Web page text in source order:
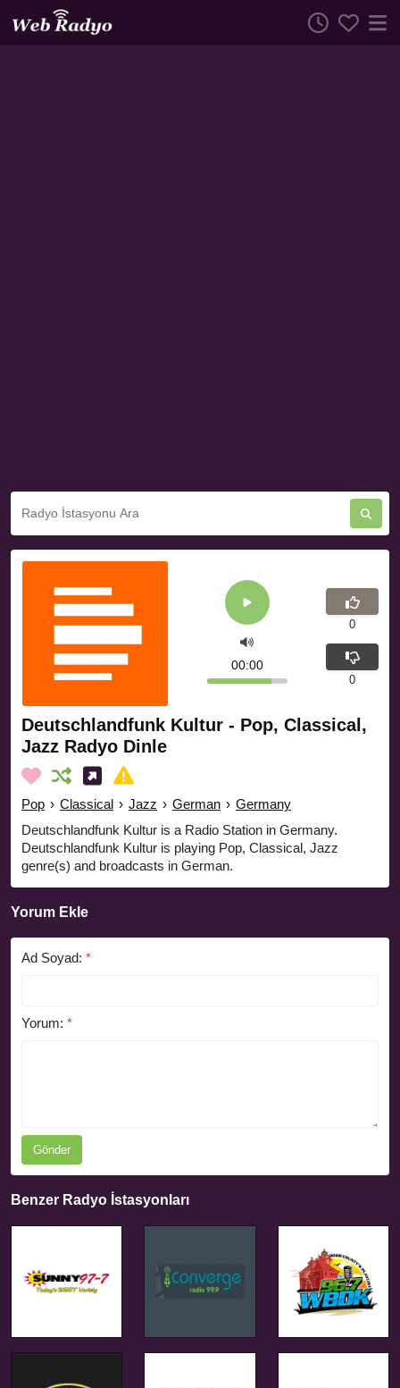
Deutschlandfunk Kultur - Pop, Classical,
Jazz Radyo Dinle
Pop › Classical › Jazz › German › Germany
Deutschlandfunk Kultur is a Radio Station in Germany.
Deutschlandfunk Kultur is playing Pop, Classical, Jazz
genre(s) and broadcasts in German.
00:00
0
0
Yorum Ekle
Ad Soyad: *
Yorum: *
Gönder
Benzer Radyo İstasyonları